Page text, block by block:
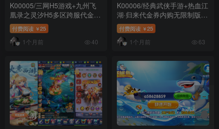
K00005/三网H5游戏+九州飞
凰录之灵汐H5多区跨服代金券
内购版+Linux手工服务端+GM
授权后台+详细搭建教程+教程
演示
付费阅读 ￥25
1个月前 40
K00006/经典武侠手游+热血江
湖·归来代金券内购无限制版
+Linux手工服务端+邀请码注
册+代理后台+CDK授权后台
+安卓+详细搭建教程+教程演
付费阅读 ￥25
1个月前 63